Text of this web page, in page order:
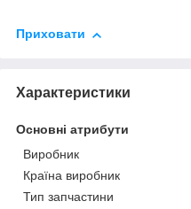
Приховати
Характеристики
Основні атрибути
Виробник
Країна виробник
Тип запчастини